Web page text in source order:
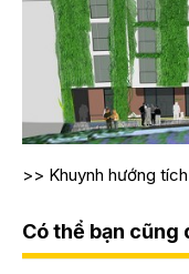
>> Khuynh hướng
Có thể bạn cũng